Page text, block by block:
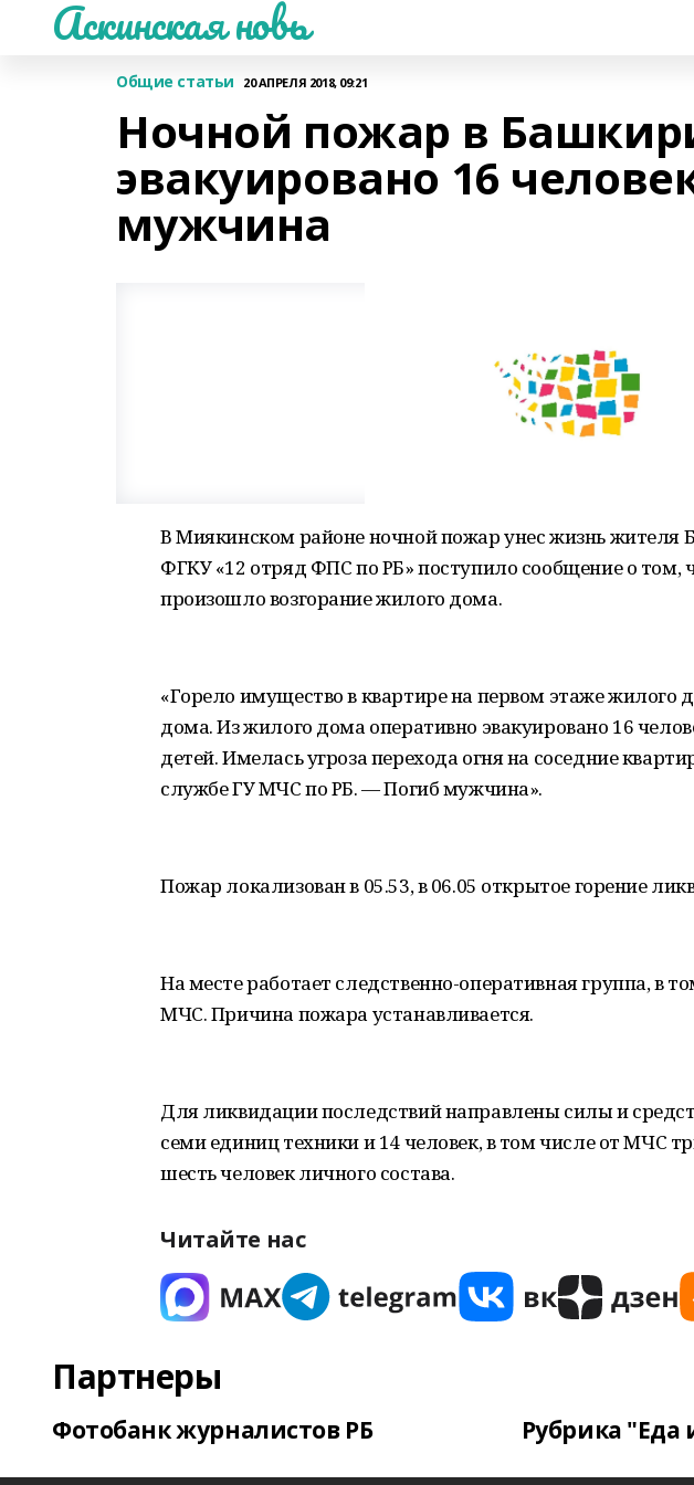
Аскинская новь
Общие статьи 20 АПРЕЛЯ 2018, 09:21
Ночной пожар в
эвакуировано 16
мужчина
В Миякинском районе ночной пожар унес жизнь жителя
ФГКУ «12 отряд ФПС по РБ» поступило сообщение о том,
произошло возгорание жилого дома.
«Горело имущество в квартире на первом этаже жилого
дома. Из жилого дома оперативно эвакуировано 16
детей. Имелась угроза перехода огня на соседние
службе ГУ МЧС по РБ. — Погиб мужчина».
Пожар локализован в 05.53, в 06.05 открытое горение
На месте работает следственно-оперативная группа, в
МЧС. Причина пожара устанавливается.
Для ликвидации последствий направлены силы и
семи единиц техники и 14 человек, в том числе от МЧС
шесть человек личного состава.
Читайте нас
Партнеры
Фотобанк журналистов РБ Рубрика "Еда